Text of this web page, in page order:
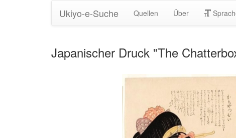
Ukiyo-e-Suche Quellen Über
Japanischer Druck "The